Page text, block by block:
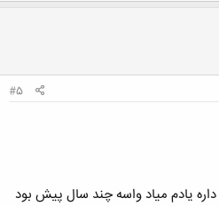
#5
یادم میاد واسه چند سال پیش بود